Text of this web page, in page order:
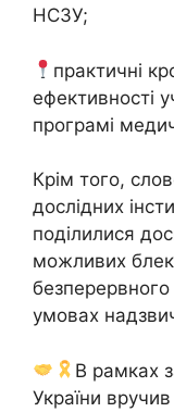
НСЗУ;
практичні
ефективності
програмі
Крім того,
дослідних
поділилися
можливих
умовах
В рамках
України